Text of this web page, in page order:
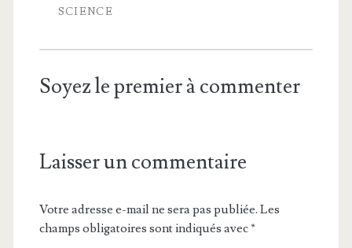
SCIENCE
Soyez le premier à commenter
Laisser un commentaire
Votre adresse e-mail ne sera pas publiée. Les
champs obligatoires sont indiqués avec*